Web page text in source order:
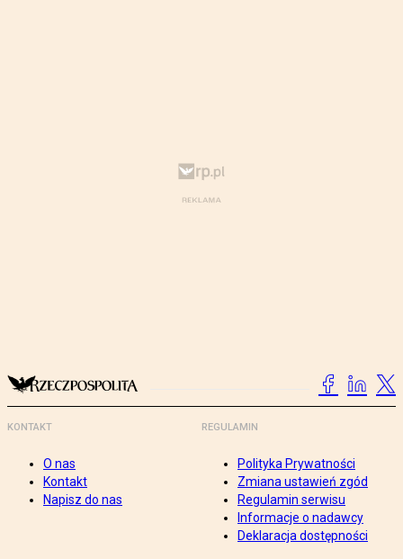
KONTAKT
O nas
Kontakt
Napisz do nas
REGULAMIN
Polityka Prywatności
Zmiana ustawień zgód
Regulamin serwisu
Informacje o nadawcy
Deklaracja dostępności